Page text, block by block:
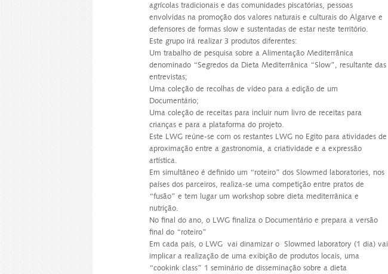
agrícolas tradicionais e das comunidades piscatórias, pessoas
envolvidas na promoção dos valores naturais e culturais do Algarve e
defensores de formas slow e sustentadas de estar neste território.
Este grupo irá realizar 3 produtos diferentes:
Um trabalho de pesquisa sobre a Alimentação Mediterrânica
denominado “Segredos da Dieta Mediterrânica “Slow”, resultante das
entrevistas;
Uma coleção de recolhas de vídeo para a edição de um
Documentário;
Uma coleção de receitas para incluir num livro de receitas para
crianças e para a plataforma do projeto.
Este LWG reúne-se com os restantes LWG no Egito para atividades de
aproximação entre a gastronomia, a criatividade e a expressão
artística.
Em simultâneo é definido um “roteiro” dos Slowmed laboratories, nos
países dos parceiros, realiza-se uma competição entre pratos de
“fusão” e tem lugar um workshop sobre dieta mediterrânica e
nutrição.
No final do ano, o LWG finaliza o Documentário e prepara a versão
final do “roteiro”
Em cada país, o LWG vai dinamizar o Slowmed laboratory (1 dia) vai
implicar a realização de uma exibição de produtos locais, uma
“cookink class” 1 seminário de disseminação sobre a dieta